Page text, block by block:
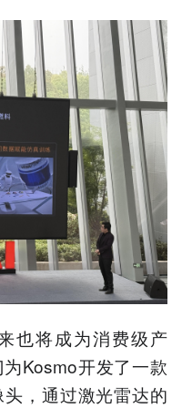
也将成为消费级产
Kosmo开发了一款
，通过激光雷达的